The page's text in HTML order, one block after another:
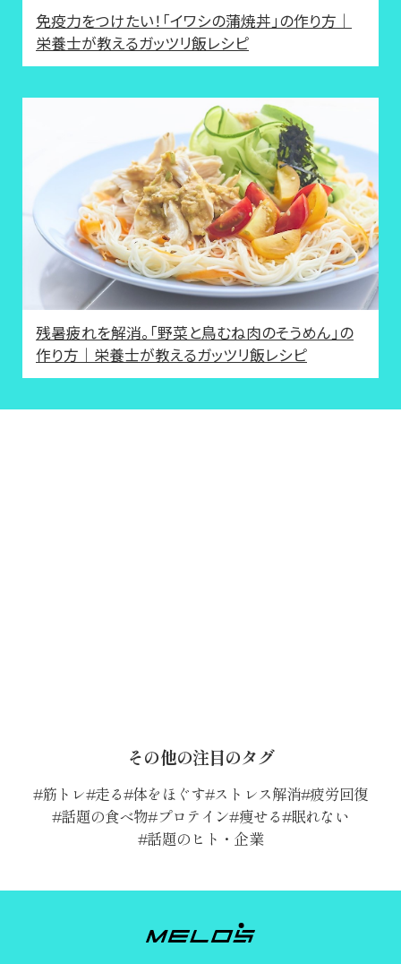
免疫力をつけたい！「イワシの蒲焼丼」の作り方｜
栄養士が教えるガッツリ飯レシピ
残暑疲れを解消。「野菜と鳥むね肉のそうめん」の
作り方｜栄養士が教えるガッツリ飯レシピ
その他の注目のタグ
筋トレ 走る 体をほぐす ストレス解消 疲労回復
話題の食べ物 プロテイン 痩せる 眠れない
話題のヒト・企業